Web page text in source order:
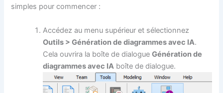
simples pour commencer :
Accédez au menu supérieur et sélectionnez
Outils > Génération de diagrammes avec IA.
Cela ouvrira la boîte de dialogueGénération de
diagrammes avec IA boîte de dialogue.